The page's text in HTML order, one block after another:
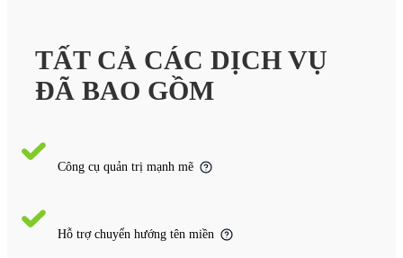
TẤT CẢ CÁC DỊCH VỤ
ĐÃ BAO GỒM
Công cụ quản trị mạnh mẽ
Hỗ trợ chuyển hướng tên miền